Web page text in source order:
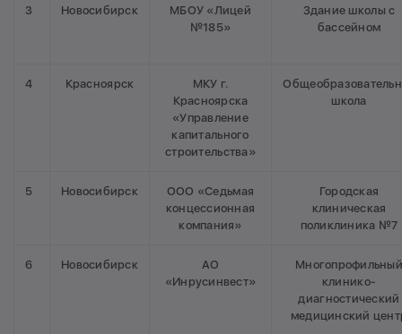
3 Новосибирск
МБОУ «Лицей
№185»
Здание школы с
бассейном
4 Красноярск
МКУ г.
Красноярска
«Управление
капитального
строительства»
школа
5 Новосибирск
ООО «Седьмая
концессионная
компания»
Городская
клиническая
поликлиника №7
6 Новосибирск
АО
«Инрусинвест»
клинико-
диагностический
медицинский